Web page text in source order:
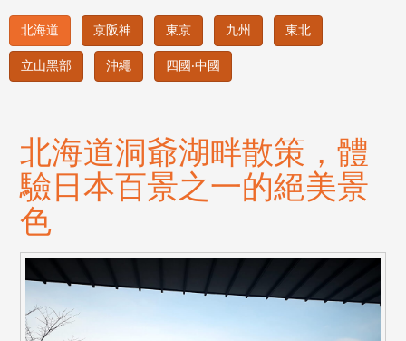
北海道 京阪神 東京 九州 東北
立山黑部 沖繩 四國‧中國
北海道洞爺湖畔散策，體
驗日本百景之一的絕美景
色